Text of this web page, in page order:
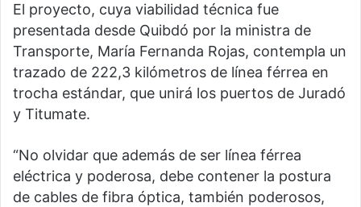
El proyecto, cuya viabilidad técnica fue
presentada desde Quibdó por la ministra de
Transporte, María Fernanda Rojas, contempla un
trazado de 222,3 kilómetros de línea férrea en
trocha estándar, que unirá los puertos de Juradó
y Titumate.
“No olvidar que además de ser línea férrea
eléctrica y poderosa, debe contener la postura
de cables de fibra óptica, también poderosos,